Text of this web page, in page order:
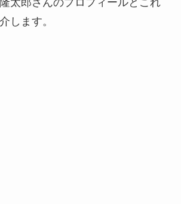
太郎さんのプロフィールとこれ
します。